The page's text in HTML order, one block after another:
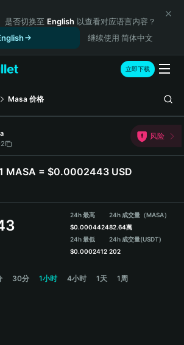
是否切换至 English 以查看对应语言内容？
继续使用 简体中文
立即下载
Masa 价格
风险
MASA = $0.0002443 USD
24h 最高
$0.0004424
24h 最低
$0.0002412
24h 成交量（MASA）
82.64萬
24h 成交量(USDT)
202
30分 1小时 4小时 1天 1周